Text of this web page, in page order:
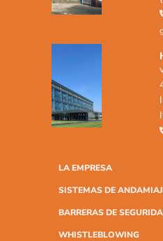
LA EMPRESA
SISTEMAS DE
BARRERAS DE
WHISTLEBLOWING